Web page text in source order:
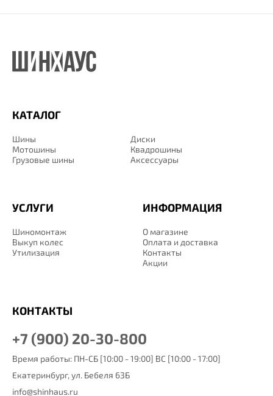
КАТАЛОГ
Шины
Диски
Мотошины
Квадрошины
Грузовые шины
Аксессуары
ИНФОРМАЦИЯ
О магазине
Оплата и доставка
Контакты
Акции
УСЛУГИ
Шиномонтаж
Выкуп колес
Утилизация
КОНТАКТЫ
+7 (900) 20-30-800
Время работы: ПН-СБ [10:00 - 19:00] ВС [10:00 - 17:00]
Екатеринбург, ул. Бебеля 63Б
info@shinhaus.ru